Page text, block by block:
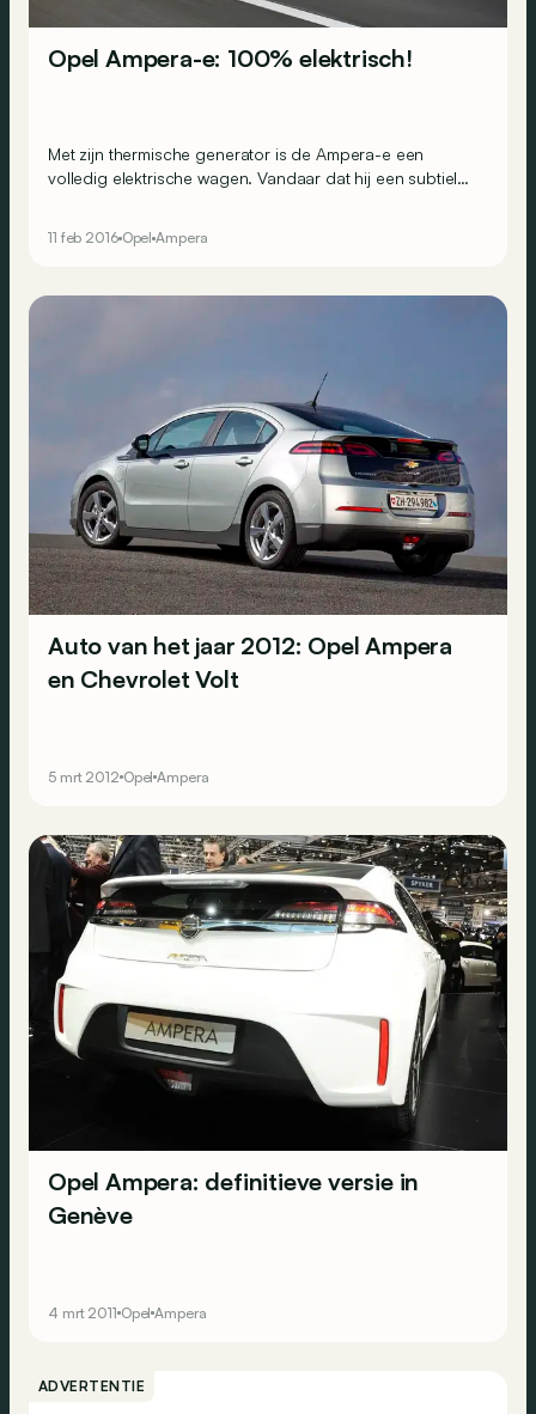
Opel Ampera-e: 100% elektrisch!
Met zijn thermische generator is de Ampera-e een
volledig elektrische wagen. Vandaar dat hij een subtiele
11 feb 2016 Opel Ampera
Auto van het jaar 2012: Opel Ampera
en Chevrolet Volt
5 mrt 2012 Opel Ampera
Opel Ampera: definitieve versie in
Genève
4 mrt 2011 Opel Ampera
ADVERTENTIE